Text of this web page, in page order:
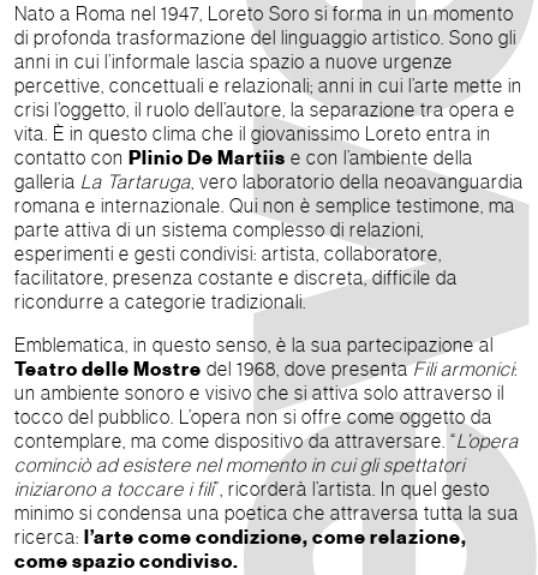
Nato a Roma nel 1947, Loreto Soro si forma in un momento
di profonda trasformazione del linguaggio artistico. Sono gli
anni in cui l’informale lascia spazio a nuove urgenze
percettive, concettuali e relazionali; anni in cui l’arte mette in
crisi l’oggetto, il ruolo dell’autore, la separazione tra opera e
vita. È in questo clima che il giovanissimo Loreto entra in
contatto con Plinio De Martiis e con l’ambiente della
galleria La Tartaruga , vero laboratorio della neoavanguardia
romana e internazionale. Qui non è semplice testimone, ma
parte attiva di un sistema complesso di relazioni,
esperimenti e gesti condivisi: artista, collaboratore,
facilitatore, presenza costante e discreta, difficile da
ricondurre a categorie tradizionali.
Emblematica, in questo senso, è la sua partecipazione al
Teatro delle Mostre del 1968, dove presentaFili armonici:
un ambiente sonoro e visivo che si attiva solo attraverso il
tocco del pubblico. L’opera non si offre come oggetto da
contemplare, ma come dispositivo da attraversare. “L’opera
cominciò ad esistere nel momento in cui gli spettatori
iniziarono a toccare i fili”, ricorderà l’artista. In quel gesto
minimo si condensa una poetica che attraversa tutta la sua
ricerca: l’arte come condizione, come relazione,
come spazio condiviso.